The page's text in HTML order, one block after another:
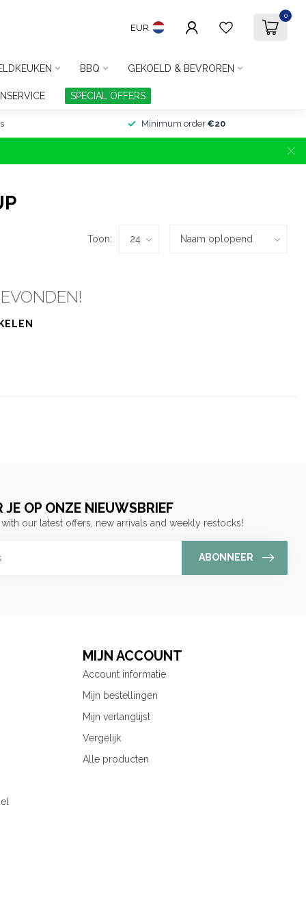
EUR
0
BBQ GEKOELD & BEVROREN
SPECIAL OFFERS
Minimum order €20
Toon:
JE OP ONZE NIEUWSBRIEF
our latest offers, new arrivals and weekly restocks!
ABONNEER
MIJN ACCOUNT
Account informatie
Mijn bestellingen
Mijn verlanglijst
Vergelijk
Alle producten